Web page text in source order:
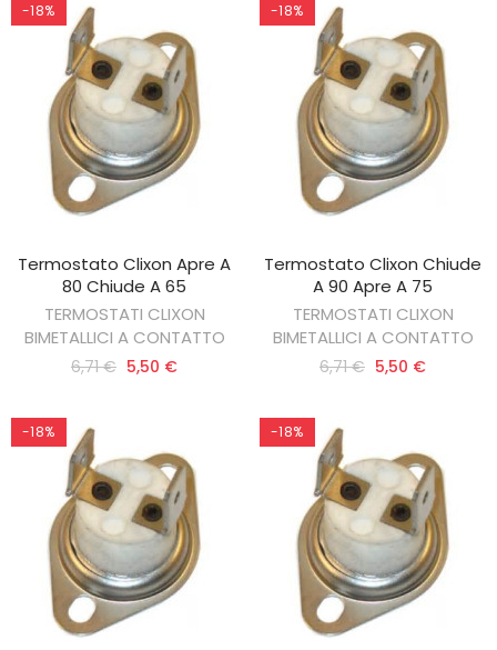
-18%
AGGIUNGI AL CARRELLO
Termostato Clixon Apre A
80 Chiude A 65
TERMOSTATI CLIXON
BIMETALLICI A CONTATTO
6,71 € 5,50 €
-18%
AGGIUNGI AL CARRELLO
Termostato Clixon Chiude
A 90 Apre A 75
TERMOSTATI CLIXON
BIMETALLICI A CONTATTO
6,71 € 5,50 €
-18% -18%